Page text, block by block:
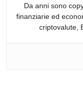
Da anni sono
finanziarie ed
criptovalute,